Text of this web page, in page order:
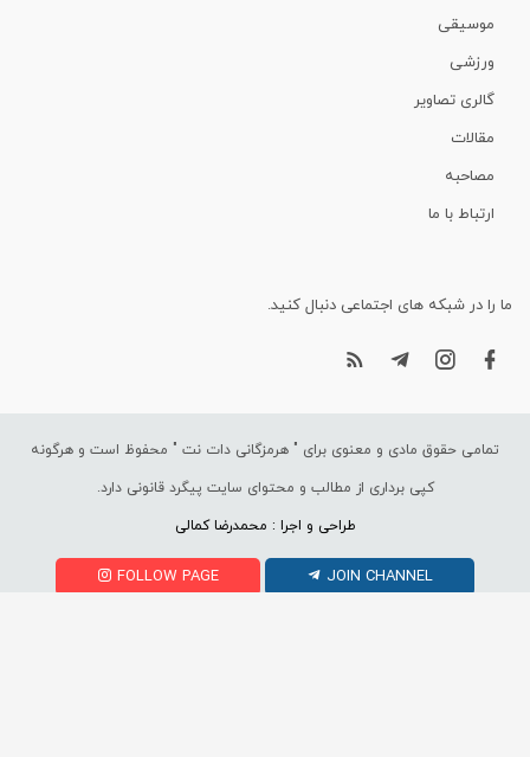
موسیقی
ورزشی
گالری تصاویر
مقالات
مصاحبه
ارتباط با ما
ما را در شبکه های اجتماعی دنبال کنید.
تمامی حقوق مادی و معنوی برای " هرمزگانی دات نت " محفوظ است و هرگونه
کپی برداری از مطالب و محتوای سایت پیگرد قانونی دارد.
طراحی و اجرا : محمدرضا کمالی
FOLLOW PAGE JOIN CHANNEL